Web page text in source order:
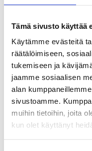
Tämä sivusto käyttää
Käytämme evästeitä
räätälöimiseen,
tukemiseen ja
jaamme sosiaalisen
alan
sivustoamme.
muihin tietoihin, joita
kun olet käyttänyt
Jaa sivu
Kahvila avoinna
Herra Hakkaraisen
kirjakorttelista
kesäkahvilan.
Nuoret
alkaen
leivonnaiset